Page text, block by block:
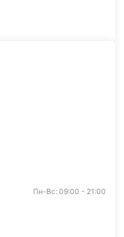
Пн-Вс: 09:00 - 21:00